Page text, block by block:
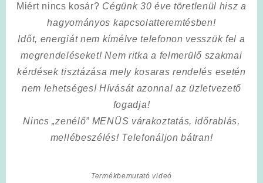
Miért nincs kosár? Cégünk 30 éve töretlenül hisz a
hagyományos kapcsolatteremtésben!
Időt, energiát nem kímélvetelefonon vesszük fel a
megrendeléseket! Nem ritka a felmerülő szakmai
kérdések tisztázása mely kosaras rendelés esetén
nem lehetséges! Hívását azonnal az üzletvezető
fogadja!
Nincs „zenélő” MENÜS várakoztatás, időrablás,
mellébeszélés! Telefonáljon bátran!
Termékbemutató videó